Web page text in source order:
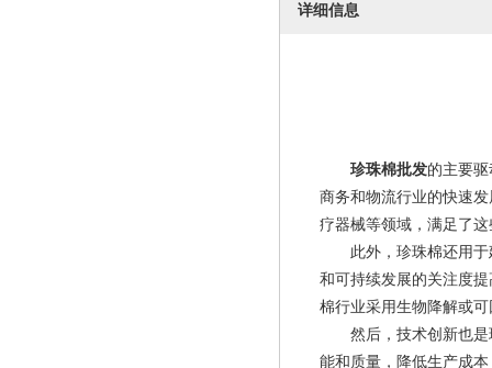
详细信息
珍珠棉批发的主要
商务和物流行业的快速
疗器械等领域，满足了
此外，珍珠棉还用于
和可持续发展的关注度
棉行业采用生物降解或
然后，技术创新也是
能和质量，降低生产成